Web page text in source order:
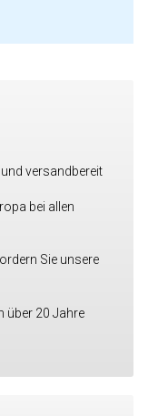
versandbereit
bei allen
Sie unsere
über 20 Jahre